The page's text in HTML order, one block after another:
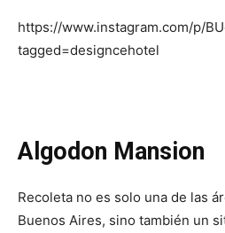
https://www.instagram.com/p/
tagged=designcehotel
Algodon Mansion
Recoleta no es solo una de las
Buenos Aires, sino también un